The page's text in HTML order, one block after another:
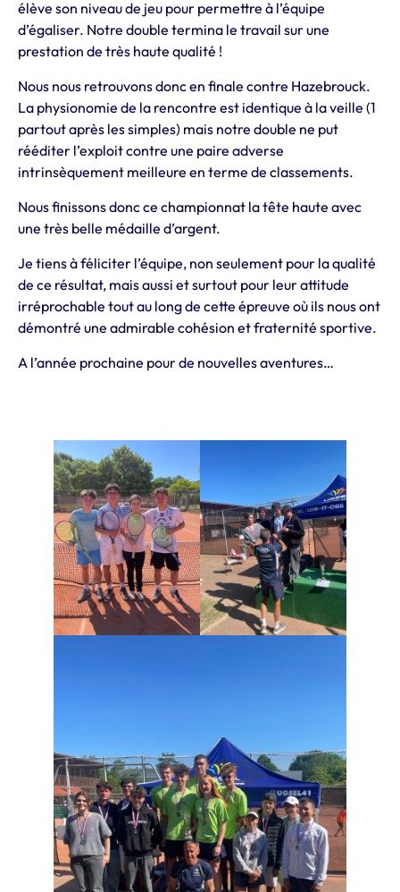
élève son niveau de jeu pour permettre à l’équipe
d’égaliser. Notre double termina le travail sur une
prestation de très haute qualité !
Nous nous retrouvons donc en finale contre Hazebrouck.
La physionomie de la rencontre est identique à la veille (1
partout après les simples) mais notre double ne put
rééditer l’exploit contre une paire adverse
intrinsèquement meilleure en terme de classements.
Nous finissons donc ce championnat la tête haute avec
une très belle médaille d’argent.
Je tiens à féliciter l’équipe, non seulement pour la qualité
de ce résultat, mais aussi et surtout pour leur attitude
irréprochable tout au long de cette épreuve où ils nous ont
démontré une admirable cohésion et fraternité sportive.
A l’année prochaine pour de nouvelles aventures…